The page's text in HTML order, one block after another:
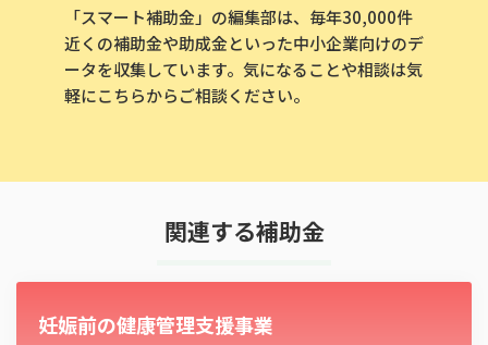
この補助金の情報をPDFダウンロード
「スマート補助金」の編集部は、毎年30,000件
近くの補助金や助成金といった中小企業向けのデ
ータを収集しています。気になることや相談は気
軽にこちらからご相談ください。
関連する補助金
妊娠前の健康管理支援事業